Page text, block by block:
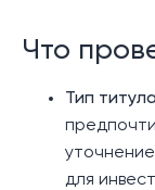
Что
Тип
для